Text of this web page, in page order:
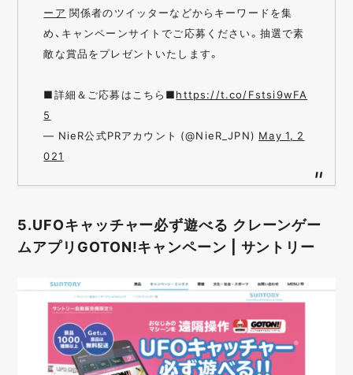
ーア 関係者のツイッターなどからキーワードを集
め、キャンペーンサイトでご応募ください。抽選で素
敵な賞品をプレゼントいたします。
■詳細＆ご応募はこちら■https://t.co/Fstsi9wFA
5
— NieR公式PRアカウント (@NieR_JPN) May 1, 2
021
5.UFOキャッチャー必ず遊べる クレーンゲー
ムアプリGOTON!キャンペーン | サントリー